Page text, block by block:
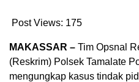
Post Views: 175
MAKASSAR – Tim Opsnal
(Reskrim) Polsek Tamalate
mengungkap kasus tindak